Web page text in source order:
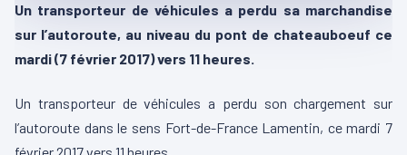
Un transporteur de véhicules a perdu sa marchandise
sur l’autoroute, au niveau du pont de chateauboeuf ce
mardi (7 février 2017) vers 11 heures.
Un transporteur de véhicules a perdu son chargement sur
l’autoroute dans le sens Fort-de-France Lamentin, ce mardi 7